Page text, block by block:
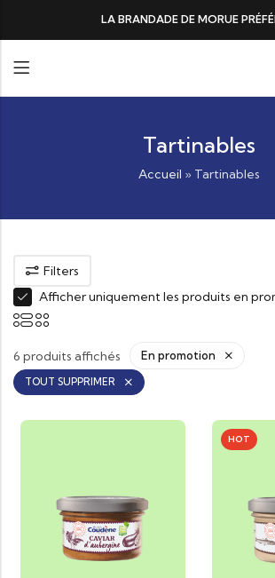
LA BRANDADE DE MORUE PRÉFÉRÉE DES
Tartinables
Accueil » Tartinables
Filters
Afficher uniquement les produits en
6 produits affichés En promotion
TOUT SUPPRIMER
HOT